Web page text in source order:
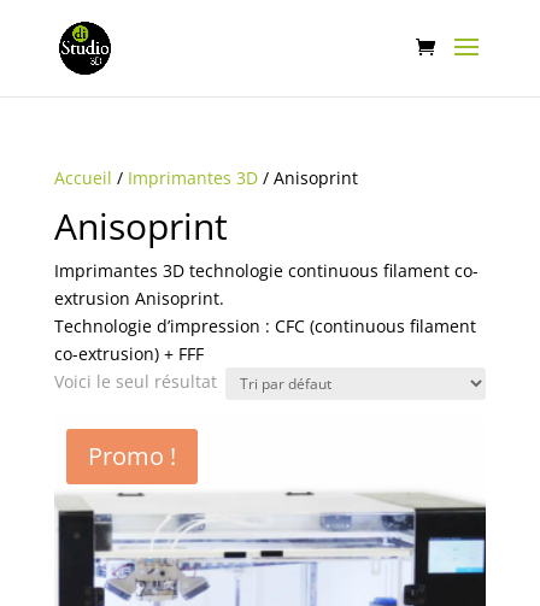
Accueil / Imprimantes 3D/ Anisoprint
Anisoprint
Imprimantes 3D technologie continuous filament co-
extrusion Anisoprint.
Technologie d’impression : CFC (continuous filament
co-extrusion) + FFF
Voici le seul résultat
Promo !